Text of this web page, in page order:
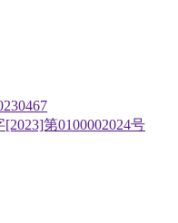
第0100002024号